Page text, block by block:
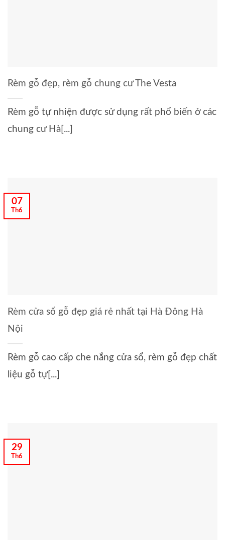
Rèm gỗ đẹp, rèm gỗ chung cư The Vesta
Rèm gỗ tự nhiện được sử dụng rất phổ biến ở các
chung cư Hà[...]
Rèm cửa sổ gỗ đẹp giá rẻ nhất tại Hà Đông Hà
Nội
Rèm gỗ cao cấp che nắng cửa sổ, rèm gỗ đẹp chất
liệu gỗ tự[...]
07
Th6
29
Th6